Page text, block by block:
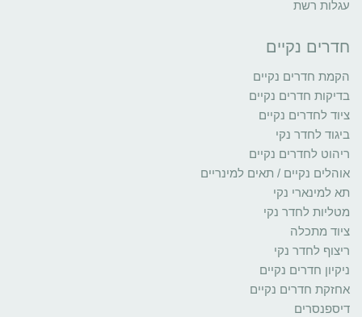
עגלות רשת
חדרים נקיים
הקמת חדרים נקיים
בדיקות חדרים נקיים
ציוד לחדרים נקיים
ביגוד לחדר נקי
ריהוט לחדרים נקיים
אוהלים נקיים / תאים למינריים
תא למינארי נקי
מטליות לחדר נקי
ציוד מתכלה
ריצוף לחדר נקי
ניקיון חדרים נקיים
אחזקת חדרים נקיים
דיספנסרים